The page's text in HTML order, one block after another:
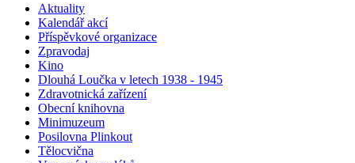
Aktuality
Kalendář akcí
Příspěvkové organizace
Zpravodaj
Kino
Dlouhá Loučka v letech 1938 - 1945
Zdravotnická zařízení
Obecní knihovna
Minimuzeum
Posilovna Plinkout
Tělocvična